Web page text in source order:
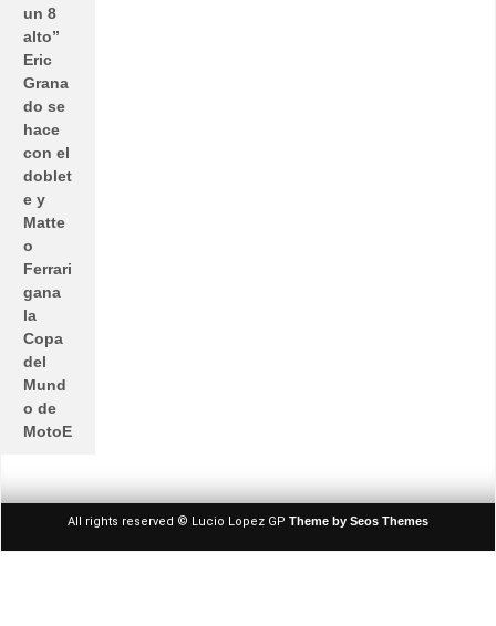
un 8
alto”
Eric
Grana
do se
hace
con el
doblet
e y
Matte
o
Ferrari
gana
la
Copa
del
Mund
o de
MotoE
All rights reserved © Lucio Lopez GP Theme by Seos Themes